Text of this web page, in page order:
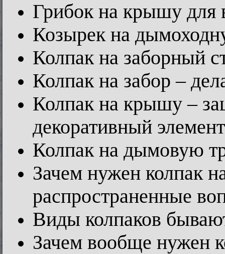
Грибок на крышу для
Козырек на
Колпак на заборный
Колпак на забор –
Колпак на крышу –
декоративный элемент
Колпак на дымовую
Зачем нужен колпак
распространенные
Виды колпаков
Зачем вообще нужен